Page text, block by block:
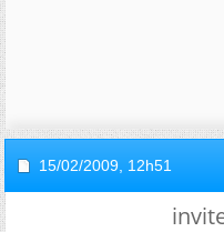
15/02/2009, 12h51